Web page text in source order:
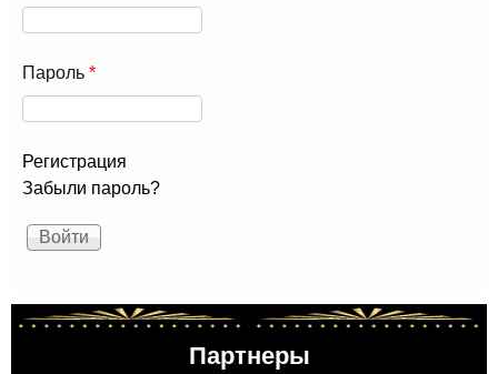
Пароль *
Регистрация
Забыли пароль?
Партнеры